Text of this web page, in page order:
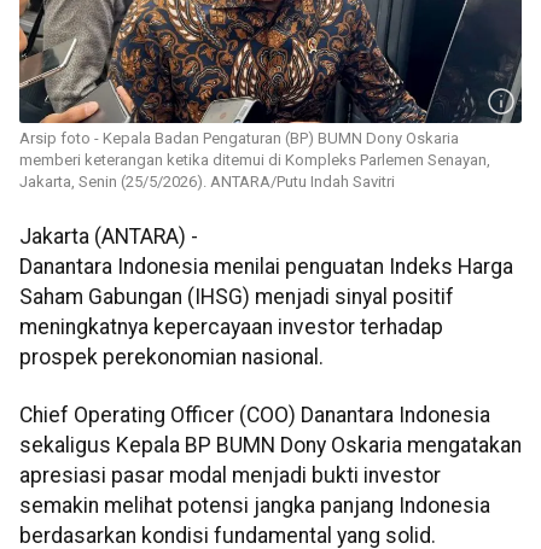
Arsip foto - Kepala Badan Pengaturan (BP) BUMN Dony Oskaria
memberi keterangan ketika ditemui di Kompleks Parlemen Senayan,
Jakarta, Senin (25/5/2026). ANTARA/Putu Indah Savitri
Jakarta (ANTARA) -
Danantara Indonesia menilai penguatan Indeks Harga
Saham Gabungan (IHSG) menjadi sinyal positif
meningkatnya kepercayaan investor terhadap
prospek perekonomian nasional.
Chief Operating Officer (COO) Danantara Indonesia
sekaligus Kepala BP BUMN Dony Oskaria mengatakan
apresiasi pasar modal menjadi bukti investor
semakin melihat potensi jangka panjang Indonesia
berdasarkan kondisi fundamental yang solid.